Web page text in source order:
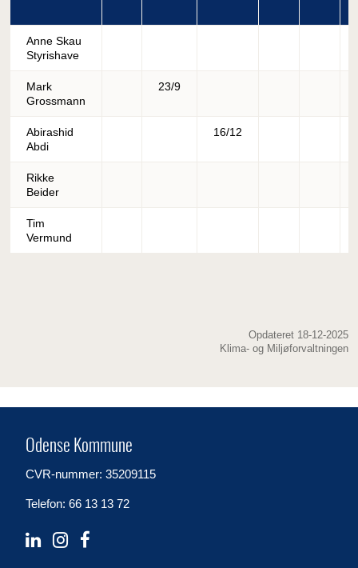
Anne Skau
Styrishave
Mark
Grossmann
23/9
Abirashid
Abdi
16/12
Rikke
Beider
Tim
Vermund
Opdateret 18-12-2025
Klima- og Miljøforvaltningen
Odense Kommune
CVR-nummer: 35209115
Telefon: 66 13 13 72